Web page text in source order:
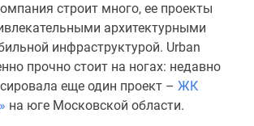
строит много, ее проекты
архитектурными
инфраструктурой. Urban
прочно стоит на ногах: недавно
еще один проект – ЖК
на юге Московской области.